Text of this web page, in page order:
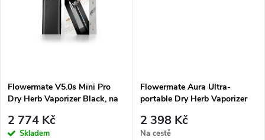
Flowermate V5.0s Mini Pro
Dry Herb Vaporizer Black, na
2 774 Kč
Skladem
Flowermate Aura Ultra-
portable Dry Herb Vaporizer
2 398 Kč
Na cestě